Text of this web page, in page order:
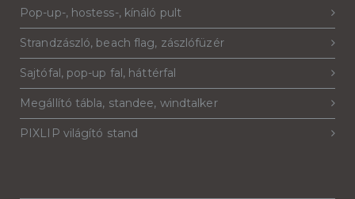
Pop-up-, hostess-, kínáló pult
Strandzászló, beach flag, zászlófüzér
Sajtófal, pop-up fal, háttérfal
Megállító tábla, standee, windtalker
PIXLIP világító stand